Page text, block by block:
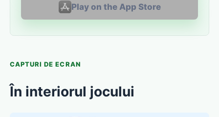
Play on the App Store
CAPTURI DE ECRAN
În interiorul jocului